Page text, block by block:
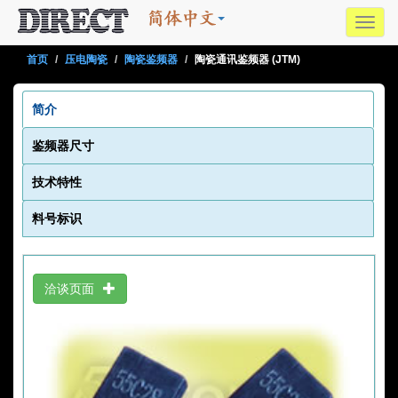
首页 压电陶瓷 陶瓷鉴频器 陶瓷通讯鉴频器 (JTM)
简介
鉴频器尺寸
技术特性
料号标识
洽谈页面